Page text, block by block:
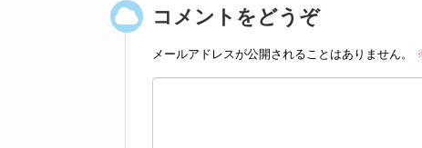
コメントをどうぞ
メールアドレスが公開されることはありません。